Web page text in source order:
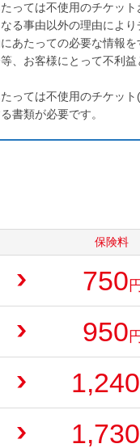
っては不使用のチケット
る事由以外の理由によ
あたっての必要な情報を
、お客様にとって不利
っては不使用のチケッ
書類が必要です。
保険料
750
950
1,240
1,730